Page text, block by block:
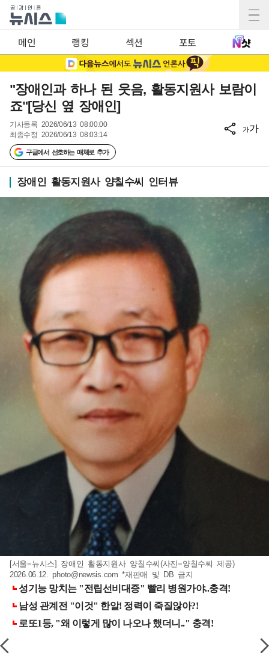
메인 랭킹 섹션 포토
"장애인과 하나 된 웃음, 활동지원사 보람이
죠"[당신 옆 장애인]
기사등록 2026/06/13 08:00:00
최종수정 2026/06/13 08:03:14
구글에서 선호하는 매체로 추가
가가
장애인 활동지원사 양칠수씨 인터뷰
[서울=뉴시스] 장애인 활동지원사 양칠수씨(사진=양칠수씨 제공)
2026.06.12.photo@newsis.com *재판매 및 DB 금지